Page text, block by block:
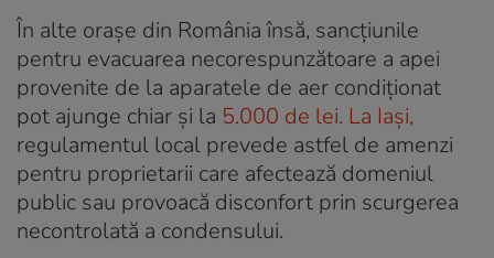
În alte orașe din România însă, sancțiunile
pentru evacuarea necorespunzătoare a apei
provenite de la aparatele de aer condiționat
pot ajunge chiar și la 5.000 de lei. La Iași,
regulamentul local prevede astfel de amenzi
pentru proprietarii care afectează domeniul
public sau provoacă disconfort prin scurgerea
necontrolată a condensului.